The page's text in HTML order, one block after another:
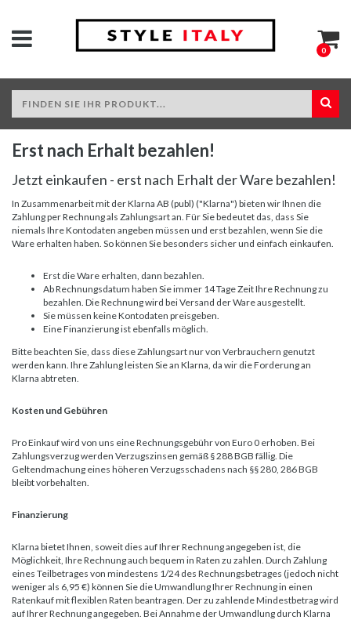
0
Erst nach Erhalt bezahlen!
Jetzt einkaufen - erst nach Erhalt der Ware bezahlen!
In Zusammenarbeit mit der Klarna AB (publ) ("Klarna") bieten wir Ihnen die
Zahlung per Rechnung als Zahlungsart an. Für Sie bedeutet das, dass Sie
niemals Ihre Kontodaten angeben müssen und erst bezahlen, wenn Sie die
Ware erhalten haben. So können Sie besonders sicher und einfach einkaufen.
Erst die Ware erhalten, dann bezahlen.
Ab Rechnungsdatum haben Sie immer 14 Tage Zeit Ihre Rechnung zu
bezahlen. Die Rechnung wird bei Versand der Ware ausgestellt.
Sie müssen keine Kontodaten preisgeben.
Eine Finanzierung ist ebenfalls möglich.
Bitte beachten Sie, dass diese Zahlungsart nur von Verbrauchern genutzt
werden kann. Ihre Zahlung leisten Sie an Klarna, da wir die Forderung an
Klarna abtreten.
Kosten und Gebühren
Pro Einkauf wird von uns eine Rechnungsgebühr von Euro 0 erhoben. Bei
Zahlungsverzug werden Verzugszinsen gemäß § 288 BGB fällig. Die
Geltendmachung eines höheren Verzugsschadens nach §§ 280, 286 BGB
bleibt vorbehalten.
Finanzierung
Klarna bietet Ihnen, soweit dies auf Ihrer Rechnung angegeben ist, die
Möglichkeit, Ihre Rechnung auch bequem in Raten zu zahlen. Durch Zahlung
eines Teilbetrages von mindestens 1/24 des Rechnungsbetrages (jedoch nicht
weniger als 6,95 €) können Sie die Umwandlung Ihrer Rechnung in einen
Ratenkauf mit flexiblen Raten beantragen. Der zu zahlende Mindestbetrag wird
auf Ihrer Rechnung angegeben. Bei Annahme der Umwandlung durch Klarna